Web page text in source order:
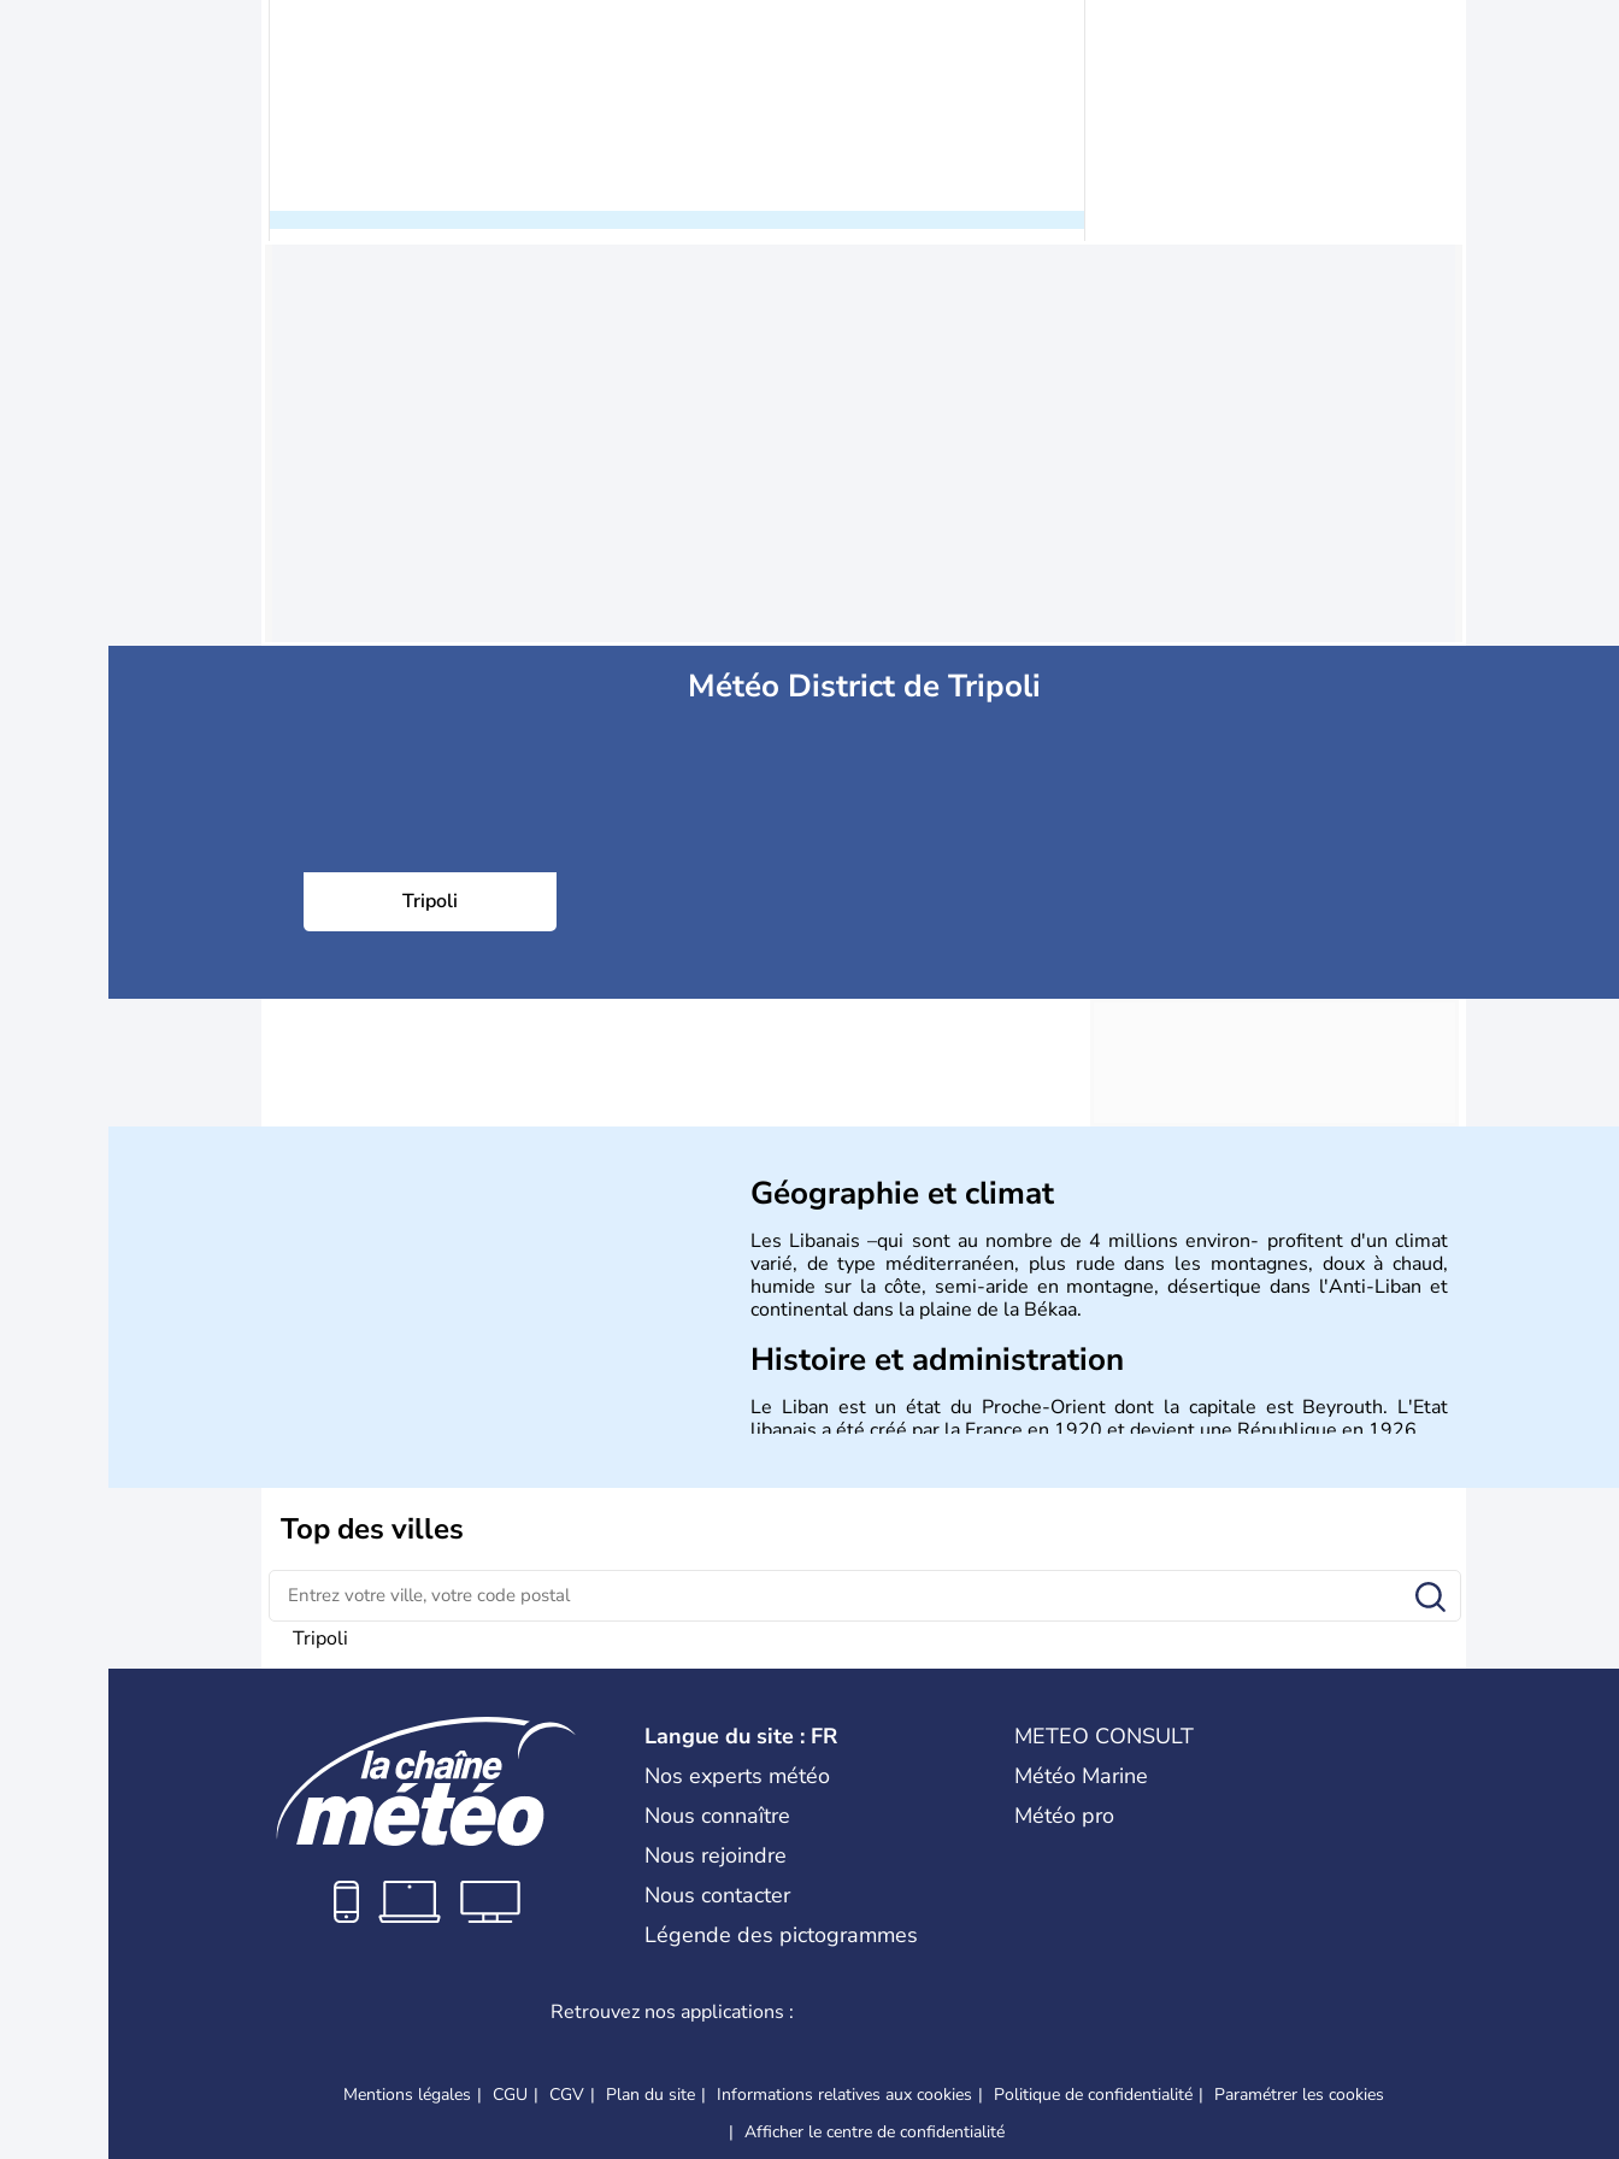
Météo District de Tripoli
Tripoli
Géographie et climat
Les Libanais –qui sont au nombre de 4 millions environ- profitent d'un climat
varié, de type méditerranéen, plus rude dans les montagnes, doux à chaud,
humide sur la côte, semi-aride en montagne, désertique dans l'Anti-Liban et
continental dans la plaine de la Békaa.
Histoire et administration
Le Liban est un état du Proche-Orient dont la capitale est Beyrouth. L'Etat
libanais a été créé par la France en 1920 et devient une République en 1926.
Top des villes
Tripoli
Langue du site : FR
Nos experts météo
Nous connaître
Nous rejoindre
Nous contacter
Légende des pictogrammes
METEO CONSULT
Météo Marine
Météo pro
Retrouvez nos applications :
Mentions légales CGU CGV Plan du site Informations relatives aux cookies Politique de confidentialité
Paramétrer les cookies
Afficher le centre de confidentialité